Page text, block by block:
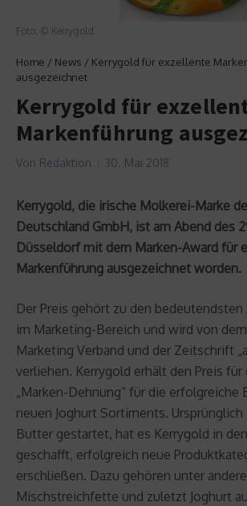
Foto: © Kerrygold
Home / News / Kerrygold für exzellente
ausgezeichnet
Kerrygold für
Markenführung
Von Redaktion 30. Mai 2018
Kerrygold, die irische Molkerei-Marke
Deutschland GmbH, ist am Abend des
Düsseldorf mit dem Marken-Award für
Markenführung ausgezeichnet worden.
Der Preis gehört zu den
im Marketing-Bereich und wird von
Marketing Verband und der Zeitschrift
verliehen. Kerrygold erhält den Preis für
„Marken-Dehnung“ für die erfolgreiche
neuen Joghurt Sortiments.
Butter gestartet, hat es Kerrygold in
geschafft, erfolgreich neue
erschließen. Dazu gehören unter
Mischstreichfette und zuletzt Joghurt